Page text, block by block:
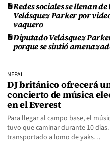
Redes sociales se llenan
Velásquez Parker por
vaquero
Diputado Velásquez
porque se sintió
NEPAL
DJ británico ofrecerá
concierto de música
en el Everest
Para llegar al campo base, el
tuvo que caminar durante 10
transportado a lomo de yaks…